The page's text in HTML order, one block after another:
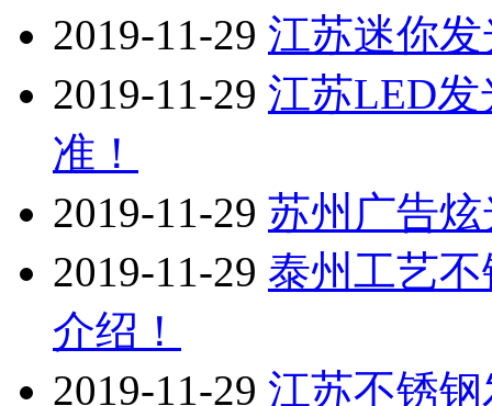
2019-11-29 江苏迷你
2019-11-29 江苏LED
准！
2019-11-29 苏州广告
2019-11-29 泰州工艺
介绍！
2019-11-29 江苏不锈